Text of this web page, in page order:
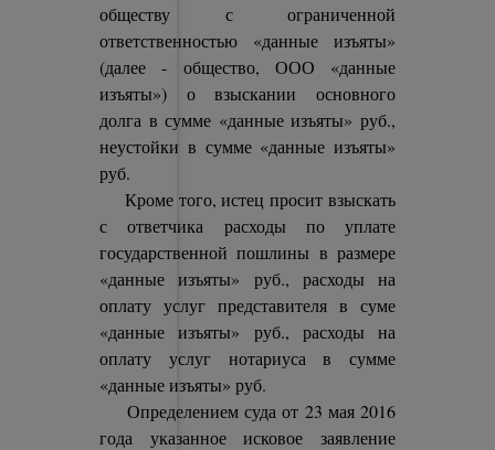
обществу с ограниченной
ответственностью «данные изъяты»
(далее - общество, ООО «данные
изъяты») о взыскании основного
долга в сумме «данные изъяты» руб.,
неустойки в сумме «данные изъяты»
руб.
Кроме того, истец просит взыскать
с ответчика расходы по уплате
государственной пошлины в размере
«данные изъяты» руб., расходы на
оплату услуг представителя в суме
«данные изъяты» руб., расходы на
оплату услуг нотариуса в сумме
«данные изъяты» руб.
Определением суда от 23 мая 2016
года указанное исковое заявление